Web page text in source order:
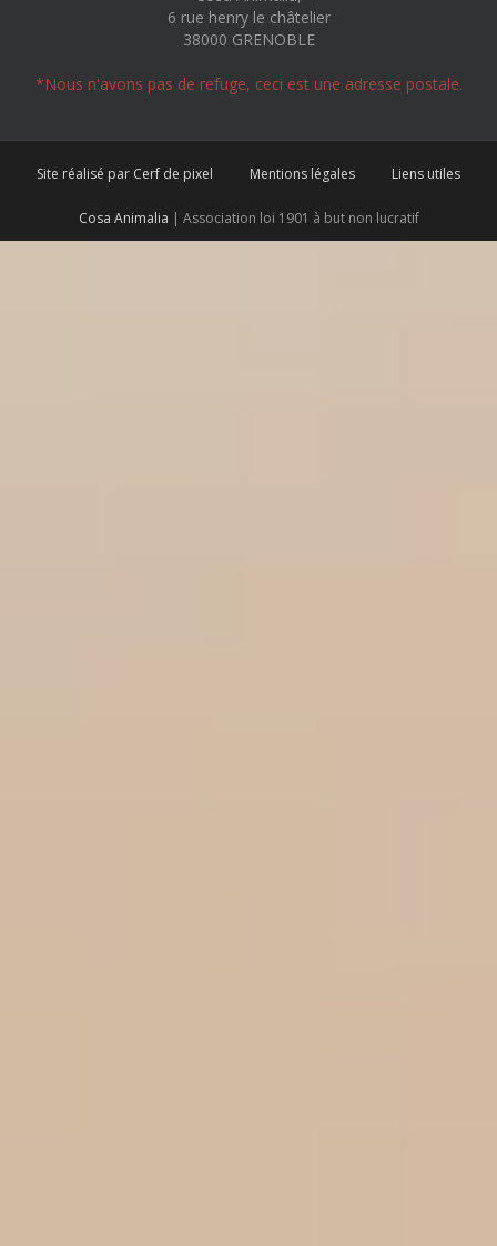
6 rue henry le châtelier
38000 GRENOBLE
*Nous n'avons pas de refuge, ceci est une adresse postale.
Site réalisé par Cerf de pixel Mentions légales Liens utiles
Cosa Animalia | Association loi 1901 à but non lucratif